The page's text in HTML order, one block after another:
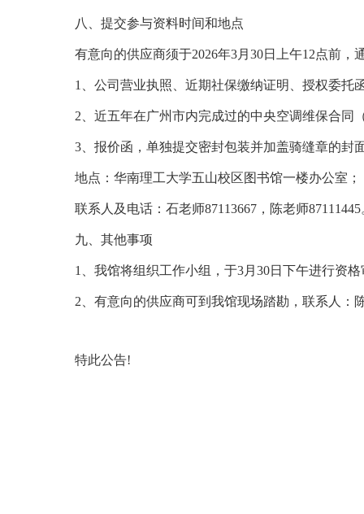
八、提交参与资料时间和地点
有意向的供应商须于2026年3月30日上午12点前
1、公司营业执照、近期社保缴纳证明、授权委托
2、近五年在广州市内完成过的中央空调维保合
3、报价函，单独提交密封包装并加盖骑缝章的封
地点：华南理工大学五山校区图书馆一楼办公室；
联系人及电话：石老师87113667，陈老师87111445
九、其他事项
1、我馆将组织工作小组，于3月30日下午进行资
2、有意向的供应商可到我馆现场踏勘，联系人：
特此公告!